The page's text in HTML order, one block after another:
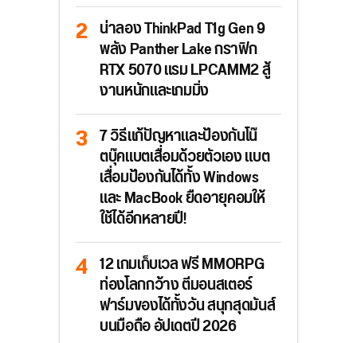
น่าลอง ThinkPad T1g Gen 9
พลัง Panther Lake กราฟิก
RTX 5070 แรม LPCAMM2 สู้
งานหนักและเกมมิ่ง
7 วิธีแก้ปัญหาและป้องกันโน๊
ตบุ๊คแบตเสื่อมด้วยตัวเอง แบต
เสื่อมป้องกันได้ทั้ง Windows
และ MacBook ยืดอายุคอมให้
ใช้ได้อีกหลายปี!
12 เกมเก็บเวล ฟรี MMORPG
ท่องโลกกว้าง ตีมอนสเตอร์
ฟาร์มของได้ทั้งวัน สนุกสุดมันส์
บนมือถือ อัปเดตปี 2026